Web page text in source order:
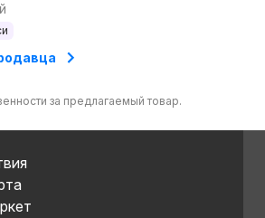
за предлагаемый товар.